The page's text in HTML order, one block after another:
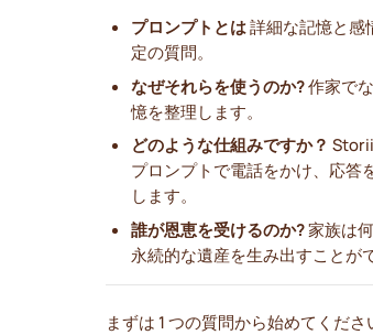
プロンプトとは詳細な記憶と感
定の質問。
なぜそれらを使うのか?作家で
憶を整理します。
どのような仕組みですか？
プロンプトで電話をかけ、応答
します。
誰が恩恵を受けるのか?家族は
永続的な遺産を生み出すことが
まずは 1 つの質問から始めてくださ